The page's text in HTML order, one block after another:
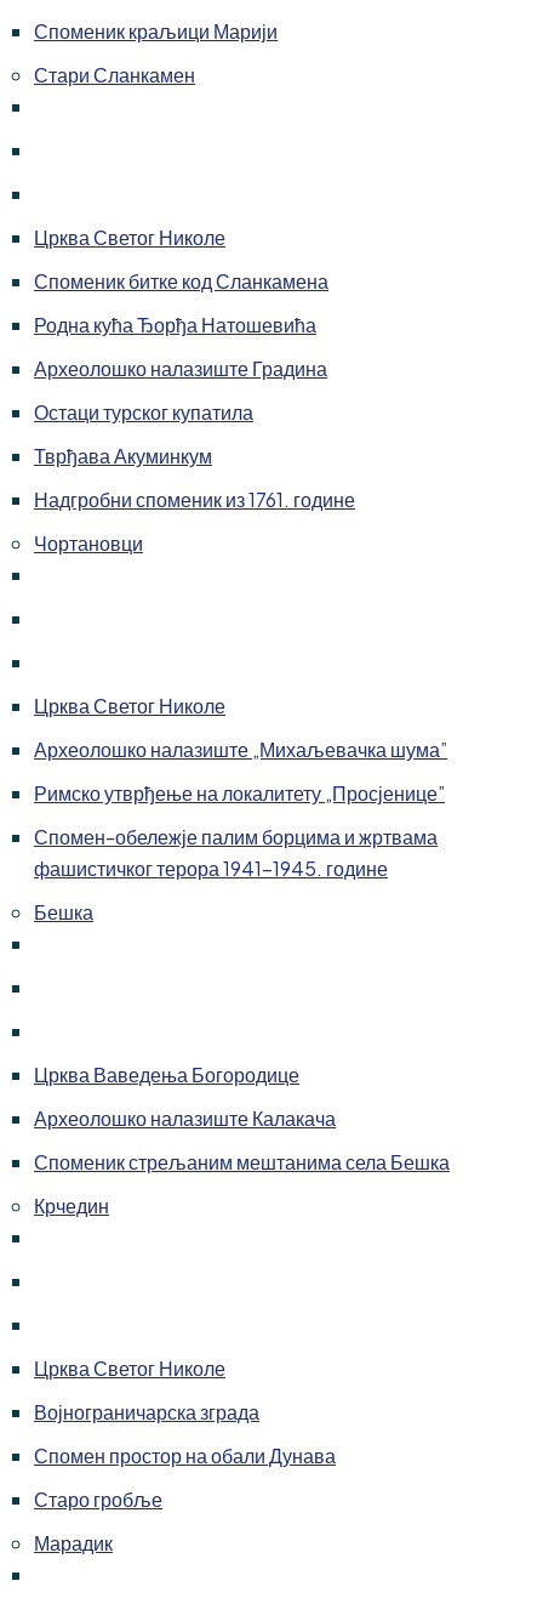
Споменик краљици Марији
Стари Сланкамен
Црква Светог Николе
Споменик битке код Сланкамена
Родна кућа Ђорђа Натошевића
Археолошко налазиште Градина
Остаци турског купатила
Тврђава Акуминкум
Надгробни споменик из 1761. године
Чортановци
Црква Светог Николе
Археолошко налазиште „Михаљевачка шума”
Римско утврђење на локалитету „Просјенице”
Спомен-обележје палим борцима и жртвама
фашистичког терора 1941-1945. године
Бешка
Црква Ваведења Богородице
Археолошко налазиште Калакача
Споменик стрељаним мештанима села Бешка
Крчедин
Црква Светог Николе
Војнограничарска зграда
Спомен простор на обали Дунава
Старо гробље
Марадик